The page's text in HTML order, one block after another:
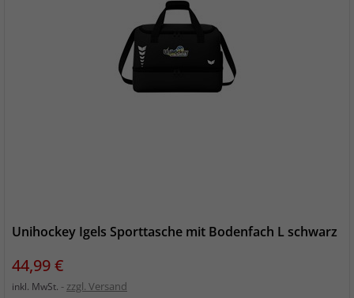
Unihockey Igels Sporttasche mit Bodenfach L schwarz
Preis
44,99 €
inkl. MwSt. zzgl. Versand